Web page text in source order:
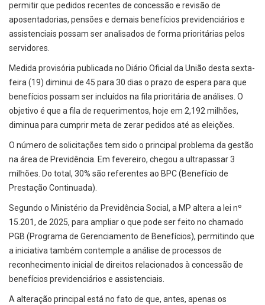
permitir que pedidos recentes de concessão e revisão de
aposentadorias, pensões e demais benefícios previdenciários e
assistenciais possam ser analisados de forma prioritárias pelos
servidores.
Medida provisória publicada no Diário Oficial da União desta sexta-
feira (19) diminui de 45 para 30 dias o prazo de espera para que
benefícios possam ser incluídos na fila prioritária de análises. O
objetivo é que a fila de requerimentos, hoje em 2,192 milhões,
diminua para cumprir meta de zerar pedidos até as eleições.
O número de solicitações tem sido o principal problema da gestão
na área de Previdência. Em fevereiro, chegou a ultrapassar 3
milhões. Do total, 30% são referentes ao BPC (Benefício de
Prestação Continuada).
Segundo o Ministério da Previdência Social, a MP altera a lei nº
15.201, de 2025, para ampliar o que pode ser feito no chamado
PGB (Programa de Gerenciamento de Benefícios), permitindo que
a iniciativa também contemple a análise de processos de
reconhecimento inicial de direitos relacionados à concessão de
benefícios previdenciários e assistenciais.
A alteração principal está no fato de que, antes, apenas os